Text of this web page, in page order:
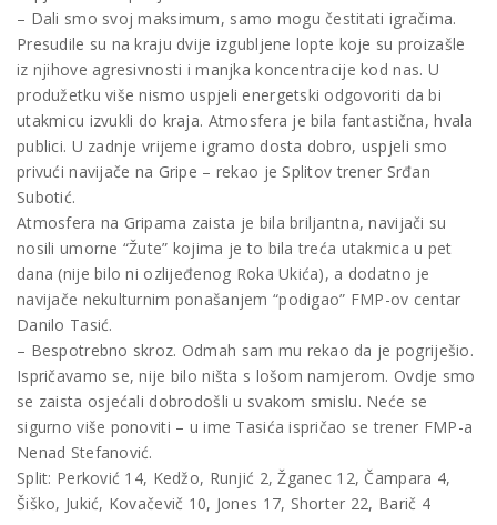
– Dali smo svoj maksimum, samo mogu čestitati igračima.
Presudile su na kraju dvije izgubljene lopte koje su proizašle
iz njihove agresivnosti i manjka koncentracije kod nas. U
produžetku više nismo uspjeli energetski odgovoriti da bi
utakmicu izvukli do kraja. Atmosfera je bila fantastična, hvala
publici. U zadnje vrijeme igramo dosta dobro, uspjeli smo
privući navijače na Gripe – rekao je Splitov trener Srđan
Subotić.
Atmosfera na Gripama zaista je bila briljantna, navijači su
nosili umorne “Žute” kojima je to bila treća utakmica u pet
dana (nije bilo ni ozlijeđenog Roka Ukića), a dodatno je
navijače nekulturnim ponašanjem “podigao” FMP-ov centar
Danilo Tasić.
– Bespotrebno skroz. Odmah sam mu rekao da je pogriješio.
Ispričavamo se, nije bilo ništa s lošom namjerom. Ovdje smo
se zaista osjećali dobrodošli u svakom smislu. Neće se
sigurno više ponoviti – u ime Tasića ispričao se trener FMP-a
Nenad Stefanović.
Split: Perković 14, Kedžo, Runjić 2, Žganec 12, Čampara 4,
Šiško, Jukić, Kovačevič 10, Jones 17, Shorter 22, Barič 4